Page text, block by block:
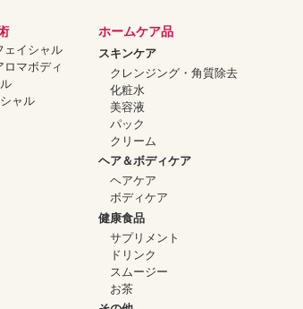
ェイシャル
ロマボディ
ャル
ホームケア品
スキンケア
クレンジング・角質除去
化粧水
美容液
パック
クリーム
ヘア＆ボディケア
ヘアケア
ボディケア
健康食品
サプリメント
ドリンク
スムージー
お茶